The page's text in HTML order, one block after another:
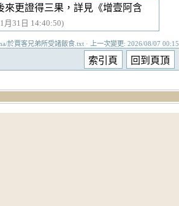
來更證得三果，詳見《增壹阿含
月31日 14:40:50)
於賈客兄弟所受諸飯食.txt · 上一次變更: 2026/08/07 00:15